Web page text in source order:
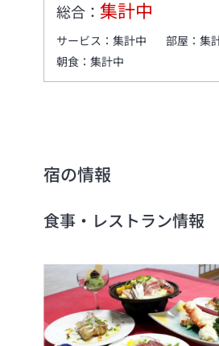
総合： 集計中
サービス： 集計中 部屋： 集
朝食： 集計中
宿の情報
食事・レストラン情報